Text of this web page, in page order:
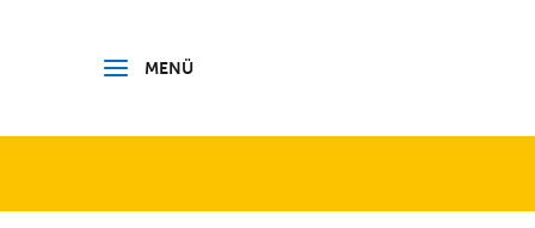
MENÜ